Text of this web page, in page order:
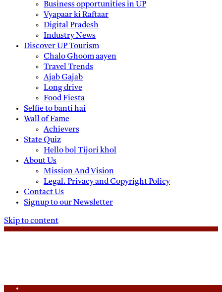
Business opportunities in UP
Vyapaar ki Raftaar
Digital Pradesh
Industry News
Discover UP Tourism
Chalo Ghoom aayen
Travel Trends
Ajab Gajab
Long drive
Food Fiesta
Selfie to banti hai
Wall of Fame
Achievers
State Quiz
Hello bol Tijori khol
About Us
Mission And Vision
Legal. Privacy and Copyright Policy
Contact Us
Signup to our Newsletter
Skip to content